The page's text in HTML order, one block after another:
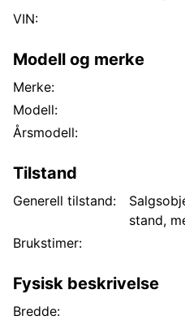
VIN:
Modell og merke
Merke:
Modell:
Årsmodell:
Tilstand
Generell tilstand:
stand,
Brukstimer:
Fysisk beskrivelse
Bredde: